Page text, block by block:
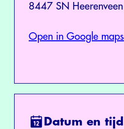
8447 SN Heerenveen
Open in Google maps
Datum en tijd